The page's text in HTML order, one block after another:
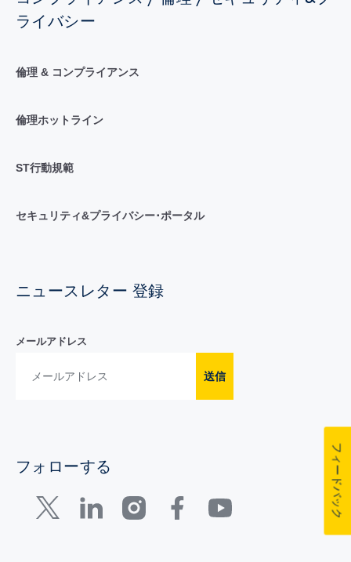
ライバシー
倫理 & コンプライアンス
倫理ホットライン
ST行動規範
セキュリティ&プライバシー･ポータル
ニュースレター 登録
メールアドレス
送信
フォローする フィードバック